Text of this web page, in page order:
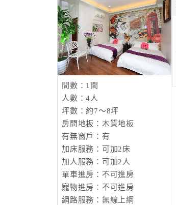
間數：1間
人數：4人
坪數：約7～8坪
房間地板：木質地板
有無窗戶：有
加床服務：可加2床
加人服務：可加2人
單車進房：不可進房
寵物進房：不可進房
網路服務：無線上網